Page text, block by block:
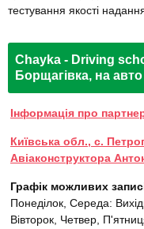
тестування якості
Chayka - Driving
Борщагівка, на
Інформація про
Київська обл., с.
Авіаконструктора
Графік можливих
Понеділок, Середа:
Вівторок, Четвер,